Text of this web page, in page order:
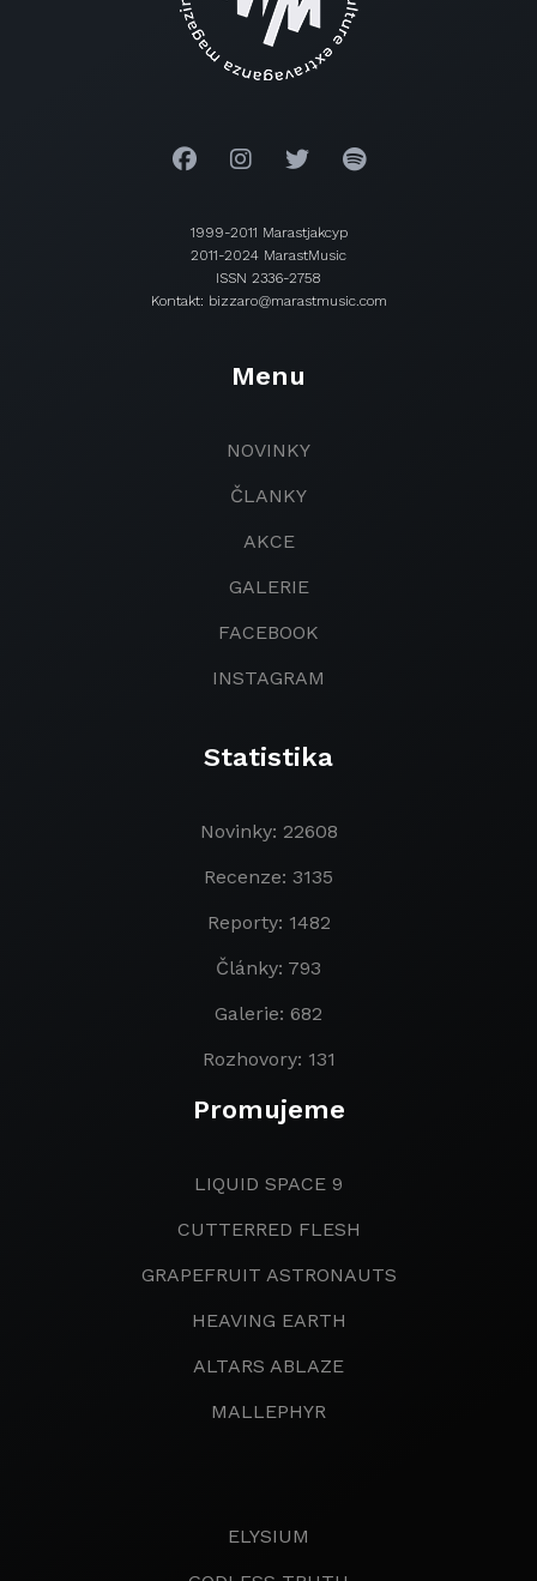
1999-2011 Marastjakcyp
2011-2024 MarastMusic
ISSN 2336-2758
Kontakt: bizzaro@marastmusic.com
Menu
NOVINKY
ČLANKY
AKCE
GALERIE
FACEBOOK
INSTAGRAM
Statistika
Novinky: 22608
Recenze: 3135
Reporty: 1482
Články: 793
Galerie: 682
Rozhovory: 131
Promujeme
LIQUID SPACE 9
CUTTERRED FLESH
GRAPEFRUIT ASTRONAUTS
HEAVING EARTH
ALTARS ABLAZE
MALLEPHYR
ELYSIUM